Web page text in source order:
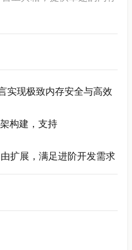
实现极致内存安全与高效
构建，支持
扩展，满足进阶开发需求